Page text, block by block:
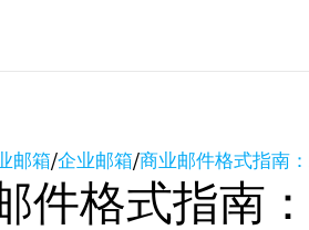
邮箱/企业邮箱/商业邮件格式指南
件格式指南